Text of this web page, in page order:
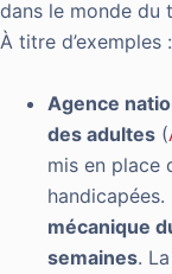
dans le monde du
À titre d’exemples :
Agence
des adultes (
mis en place
handicapées.
mécanique
semaines.